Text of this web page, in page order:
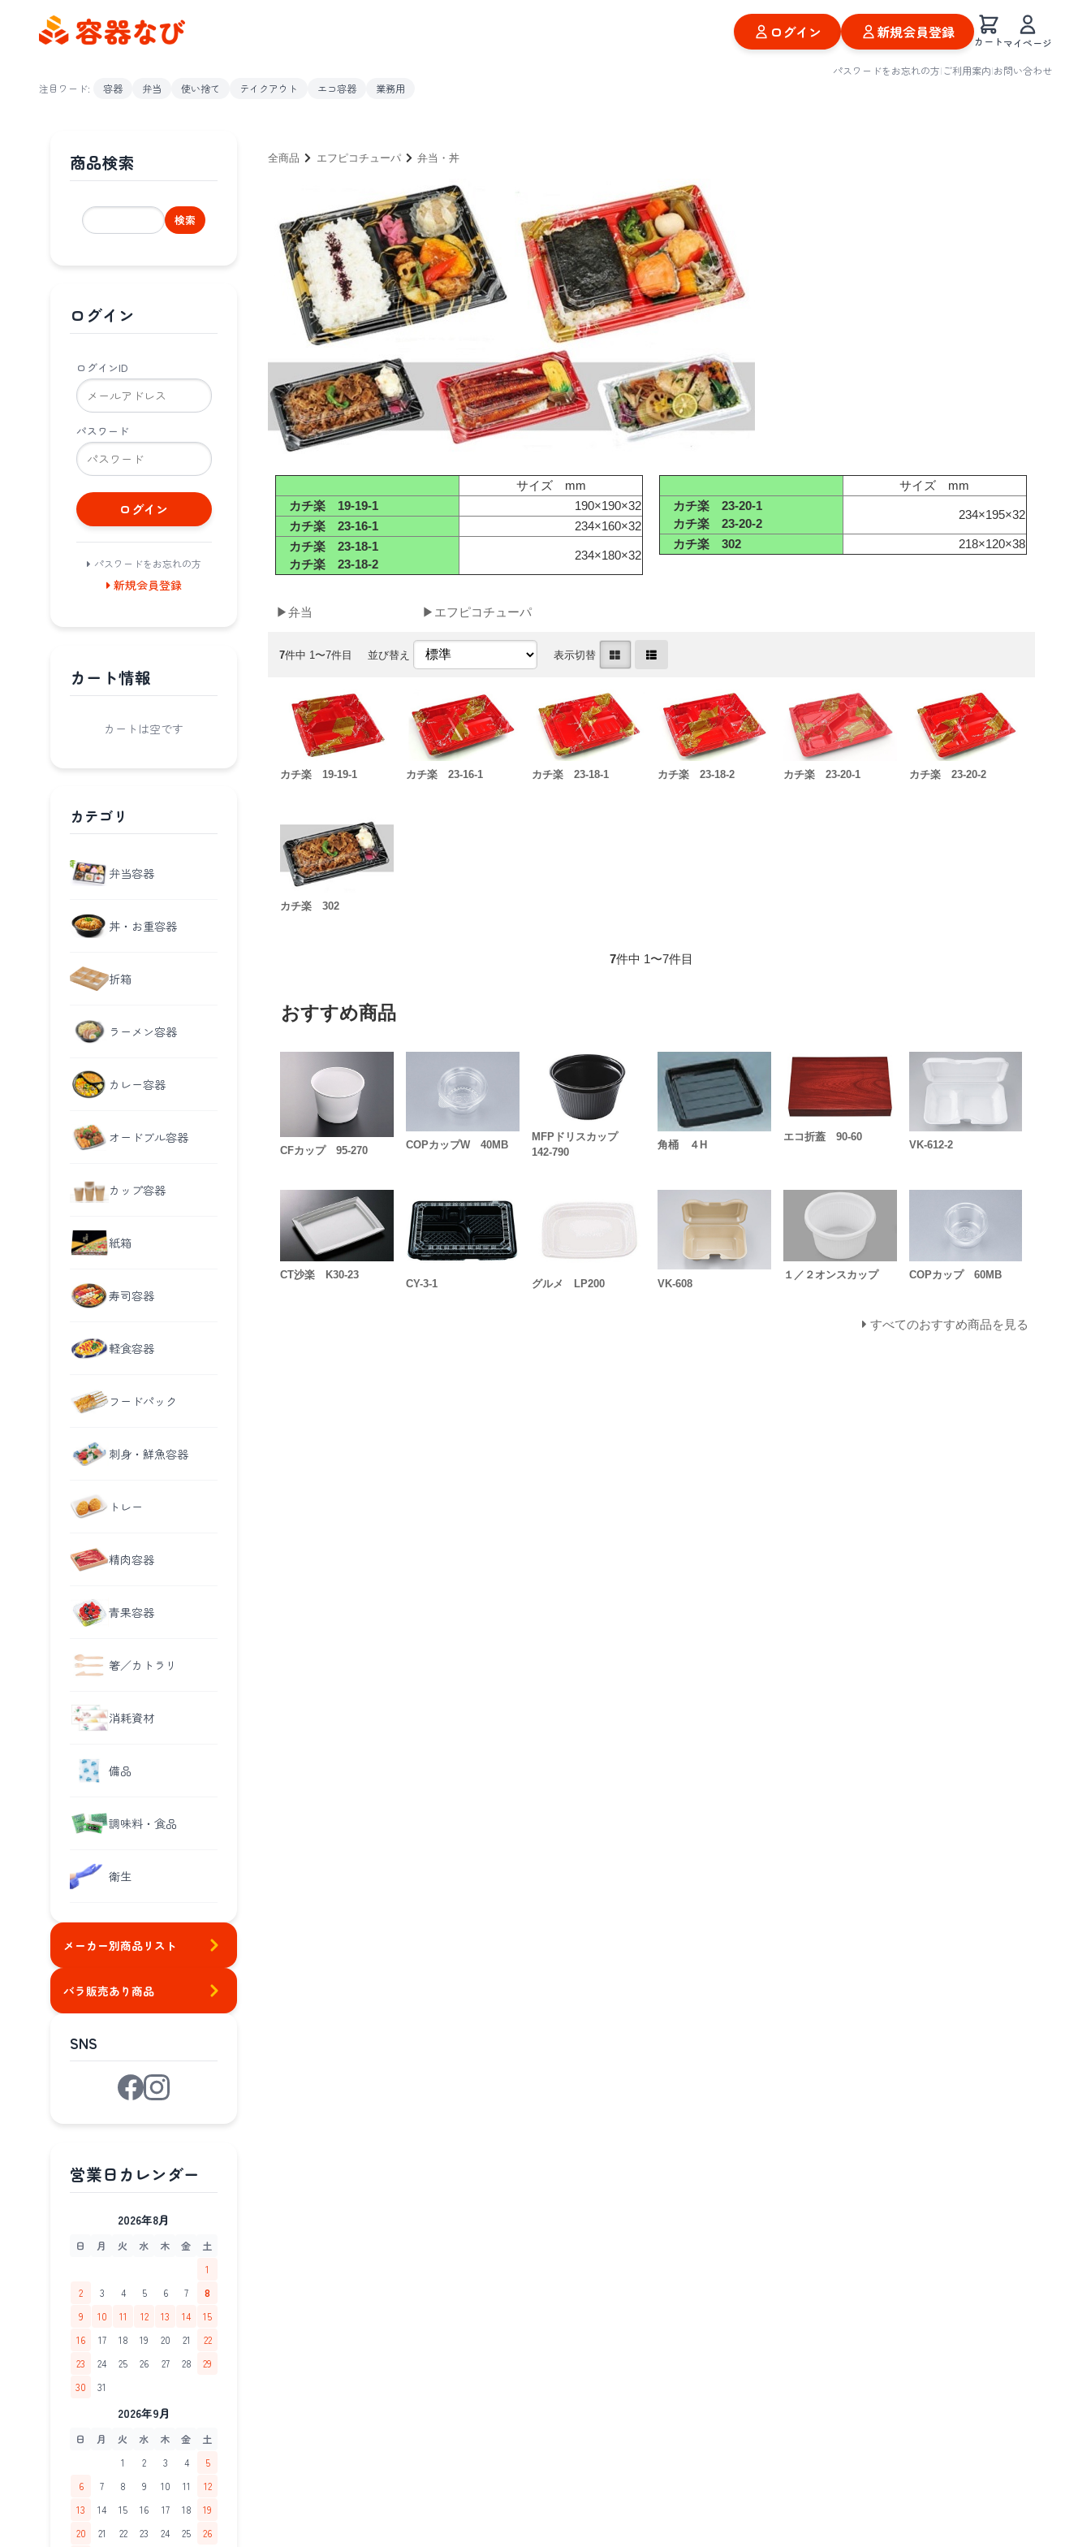
ログイン 新規会員登録 カートマイページ
パスワードをお忘れの方|ご利用案内|お問い合わせ
注目ワード:
容器 弁当 使い捨て テイクアウト エコ容器 業務用
全商品 エフピコチューパ 弁当・丼
サイズ mm
カチ楽 19-19-1
190×190×32
カチ楽 23-16-1
234×160×32
カチ楽 23-18-1
カチ楽 23-18-2
234×180×32
サイズ mm
カチ楽 23-20-1
カチ楽 23-20-2
234×195×32
カチ楽 302 218×120×38
▶弁当 ▶エフピコチューパ
7件中 1〜7件目 並び替え 表示切替
カチ楽 19-19-1 カチ楽 23-16-1 カチ楽 23-18-1 カチ楽 23-18-2 カチ楽 23-20-1 カチ楽 23-20-2
カチ楽 302
7件中 1〜7件目
おすすめ商品
CFカップ 95-270 COPカップW 40MB
MFPドリスカップ
142-790
角桶 ４H
エコ折蓋 90-60
VK-612-2
CT沙楽 K30-23
CY-3-1 グルメ LP200 VK-608
１／２オンスカップ COPカップ 60MB
すべてのおすすめ商品を見る
商品検索
検索
ログイン
ログインID
パスワード
ログイン
パスワードをお忘れの方
新規会員登録
カート情報
カートは空です
カテゴリ
弁当容器
丼・お重容器
折箱
ラーメン容器
カレー容器
オードブル容器
カップ容器
紙箱
寿司容器
軽食容器
フードパック
刺身・鮮魚容器
トレー
精肉容器
青果容器
箸／カトラリ
消耗資材
備品
調味料・食品
衛生
メーカー別商品リスト
バラ販売あり商品
SNS
2026年8月
日 月 火 水 木 金
土
1
2
3 4 5 6 7
8
9
10 11 12 13 14
15
16
17 18 19 20 21
22
23
24 25 26 27 28
29
30
31
2026年9月
日 月 火 水 木 金
土
1
2 3 4
5
6
7 8 9 10 11
12
13
14 15 16 17 18
19
20
21 22 23 24 25
26